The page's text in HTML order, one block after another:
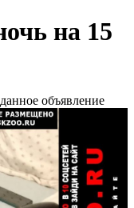
на 15
данное объявление